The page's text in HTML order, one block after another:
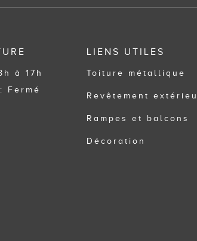
à 17h
Fermé
LIENS UTILES
Toiture métallique
Revêtement
Rampes et balcons
Décoration